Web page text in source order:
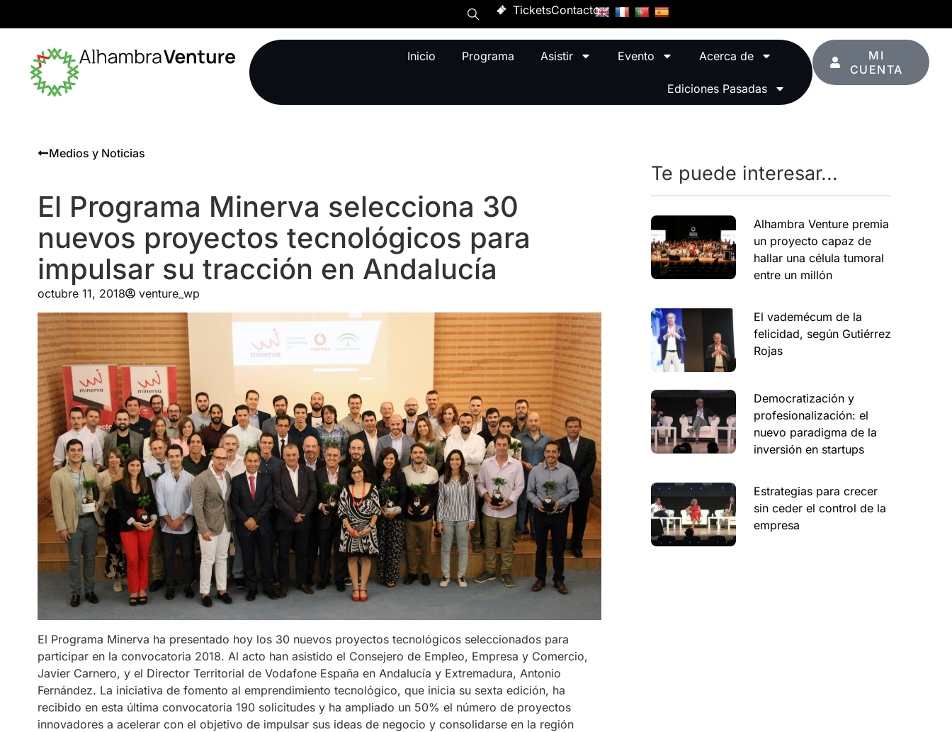
TicketsContacto
Inicio Programa Asistir Evento Acerca de
Ediciones Pasadas
MI
CUENTA
Medios y Noticias
El Programa Minerva selecciona 30
nuevos proyectos tecnológicos para
impulsar su tracción en Andalucía
octubre 11, 2018 venture_wp
El Programa Minerva ha presentado hoy los 30 nuevos proyectos tecnológicos seleccionados para
participar en la convocatoria 2018. Al acto han asistido el Consejero de Empleo, Empresa y Comercio,
Javier Carnero, y el Director Territorial de Vodafone España en Andalucía y Extremadura, Antonio
Fernández. La iniciativa de fomento al emprendimiento tecnológico, que inicia su sexta edición, ha
recibido en esta última convocatoria 190 solicitudes y ha ampliado un 50% el número de proyectos
innovadores a acelerar con el objetivo de impulsar sus ideas de negocio y consolidarse en la región
Te puede interesar...
Alhambra Venture premia
un proyecto capaz de
hallar una célula tumoral
entre un millón
El vademécum de la
felicidad, según Gutiérrez
Rojas
Democratización y
profesionalización: el
nuevo paradigma de la
inversión en startups
Estrategias para crecer
sin ceder el control de la
empresa